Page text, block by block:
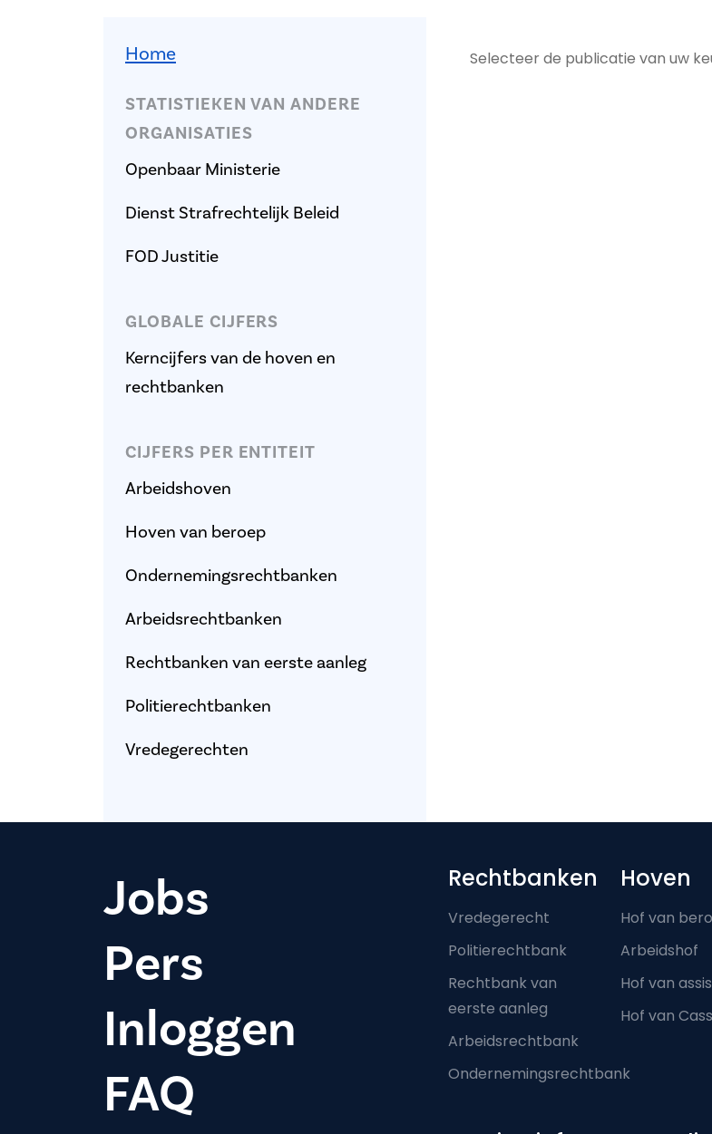
Stat-menu
Home
STATISTIEKEN VAN ANDERE
ORGANISATIES
Openbaar Ministerie
Dienst Strafrechtelijk Beleid
FOD Justitie
GLOBALE CIJFERS
Kerncijfers van de hoven en
rechtbanken
CIJFERS PER ENTITEIT
Arbeidshoven
Hoven van beroep
Ondernemingsrechtbanken
Arbeidsrechtbanken
Rechtbanken van eerste aanleg
Politierechtbanken
Vredegerechten
Selecteer de publicatie van uw
Jobs
Pers
Inloggen
FAQ
Footer-menu
Rechtbanken
Vredegerecht
Politierechtbank
Rechtbank van
eerste aanleg
Arbeidsrechtbank
Ondernemingsrechtbank
Hoven
Hof van
Arbeidshof
Hof van
Hof van